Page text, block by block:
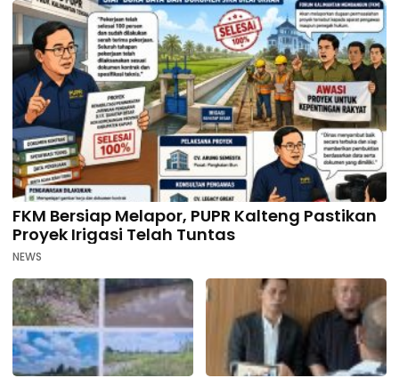
FKM Bersiap Melapor, PUPR Kalteng Pastikan
Proyek Irigasi Telah Tuntas
NEWS